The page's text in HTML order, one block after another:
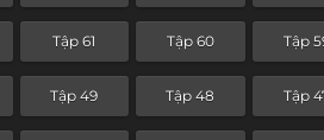
Tập 61 Tập 60 Tập
Tập 49 Tập 48 Tập